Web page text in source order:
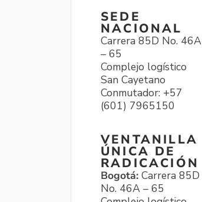
SEDE
NACIONAL
Carrera 85D No. 46A
– 65
Complejo logístico
San Cayetano
Conmutador: +57
(601) 7965150
VENTANILLA
ÚNICA DE
RADICACIÓN
Bogotá: Carrera 85D
No. 46A – 65